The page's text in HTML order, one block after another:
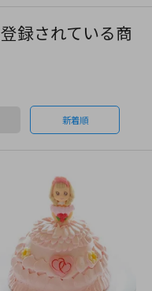
録されている商
新着順